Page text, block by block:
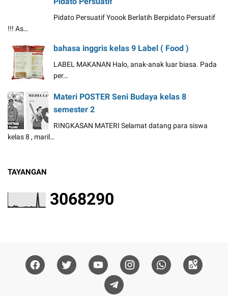
Pidato Persuatif Yoook Berlatih Berpidato Persuatif
!!! As…
bahasa inggris kelas 9 Label ( Food )
LABEL MAKANAN Halo, anak-anak luar biasa. Pada
per…
Materi POSTER Seni Budaya kelas 8
semester 2
RINGKASAN MATERI Selamat datang para siswa
kelas 8 , maril…
TAYANGAN
3068290